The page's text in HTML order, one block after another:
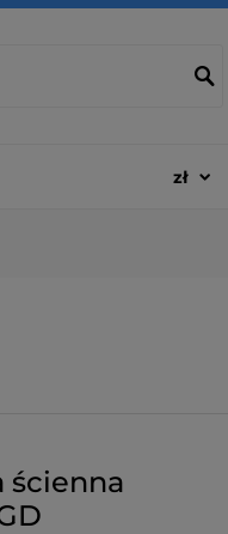
ścienna